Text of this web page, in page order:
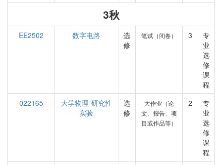
3秋
EE2502 数字电路
选
修
笔试（闭卷） 3
专
业
选
修
课
程
022165
大学物理-研究性
实验
选
修
大作业（论
文、报告、项
目或作品等）
2
专
业
选
修
课
程